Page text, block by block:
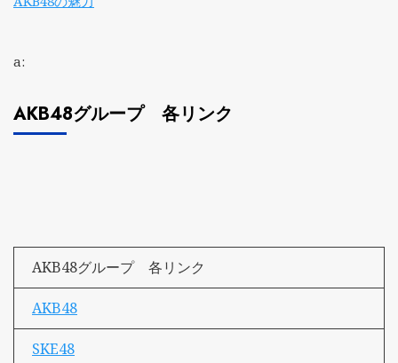
a:
AKB48グループ 各リンク
AKB48グループ 各リンク
AKB48
SKE48